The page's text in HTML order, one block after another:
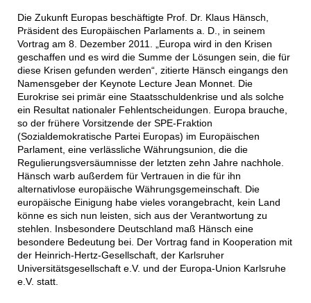
Die Zukunft Europas beschäftigte Prof. Dr. Klaus Hänsch,
Präsident des Europäischen Parlaments a. D., in seinem
Vortrag am 8. Dezember 2011. „Europa wird in den Krisen
geschaffen und es wird die Summe der Lösungen sein, die für
diese Krisen gefunden werden“, zitierte Hänsch eingangs den
Namensgeber der Keynote Lecture Jean Monnet. Die
Eurokrise sei primär eine Staatsschuldenkrise und als solche
ein Resultat nationaler Fehlentscheidungen. Europa brauche,
so der frühere Vorsitzende der SPE-Fraktion
(Sozialdemokratische Partei Europas) im Europäischen
Parlament, eine verlässliche Währungsunion, die die
Regulierungsversäumnisse der letzten zehn Jahre nachhole.
Hänsch warb außerdem für Vertrauen in die für ihn
alternativlose europäische Währungsgemeinschaft. Die
europäische Einigung habe vieles vorangebracht, kein Land
könne es sich nun leisten, sich aus der Verantwortung zu
stehlen. Insbesondere Deutschland maß Hänsch eine
besondere Bedeutung bei. Der Vortrag fand in Kooperation mit
der Heinrich-Hertz-Gesellschaft, der Karlsruher
Universitätsgesellschaft e.V. und der Europa-Union Karlsruhe
e.V. statt.